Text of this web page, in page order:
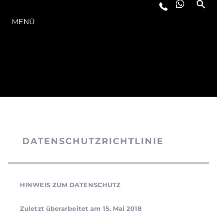
MENÜ
DATENSCHUTZRICHTLINIE
HINWEIS ZUM DATENSCHUTZ
Zuletzt überarbeitet am 15. Mai 2018